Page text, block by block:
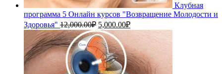
Клубная
программа 5 Онлайн курсов "Возвращение Молодости и
Здоровья" 12,000.00₽ Первоначальная
цена
составляла
12,000.00₽.
5,000.00₽Текущая
цена: